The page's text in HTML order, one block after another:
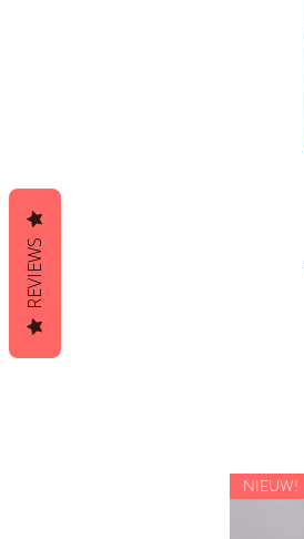
NIEUW!
REVIEWS